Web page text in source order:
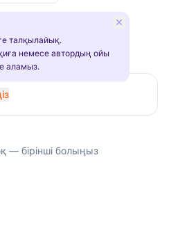
танымдық ақпарат
болуға үндейді.
талқылайық.
немесе автордың ойы
аламыз.
— бірінші болыңыз